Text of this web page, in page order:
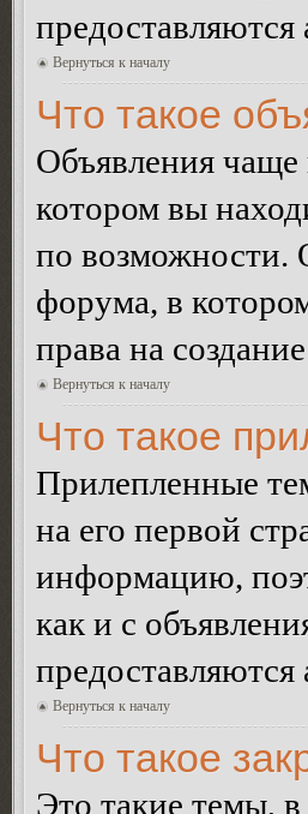
Вернуться к началу
Что такое
Объявления
котором вы
по возможности.
форума, в
права на
Вернуться к началу
Что такое
Прилепленные
на его первой
информацию,
как и с
Вернуться к началу
Что такое
Это такие темы,